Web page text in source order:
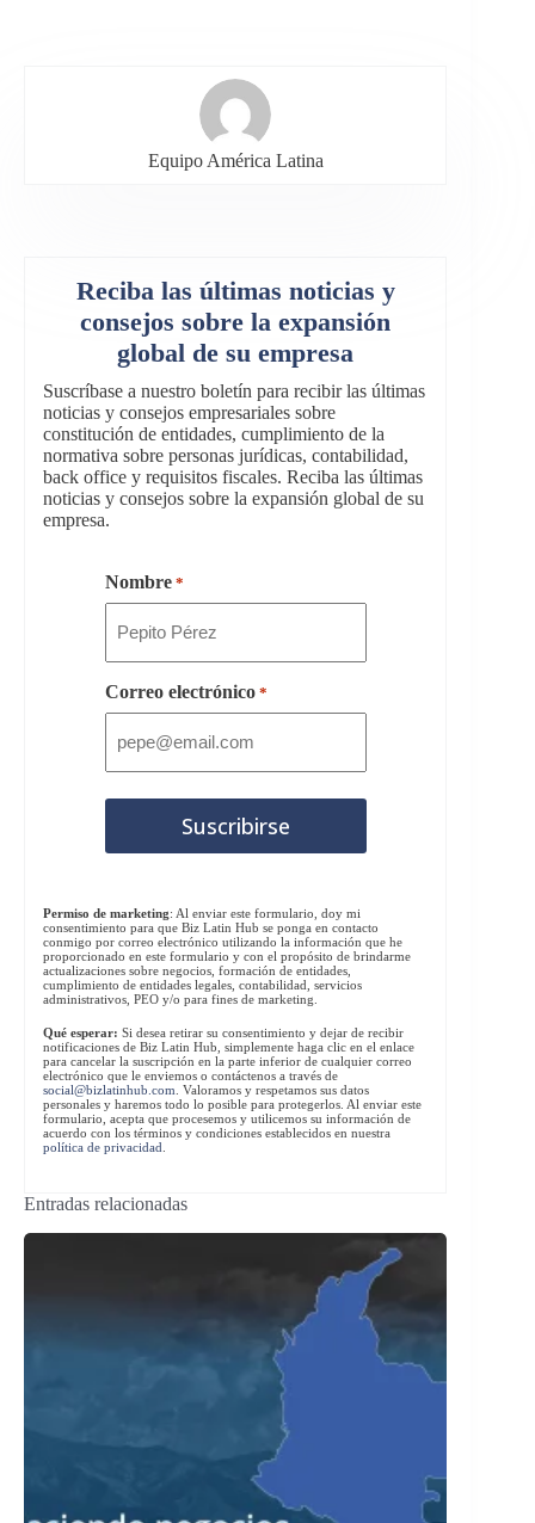
Equipo América Latina
Reciba las últimas noticias y
consejos sobre la expansión
global de su empresa
Suscríbase a nuestro boletín para recibir las últimas
noticias y consejos empresariales sobre
constitución de entidades, cumplimiento de la
normativa sobre personas jurídicas, contabilidad,
back office y requisitos fiscales. Reciba las últimas
noticias y consejos sobre la expansión global de su
empresa.
Nombre *
Correo electrónico *
Permiso de marketing: Al enviar este formulario, doy mi
consentimiento para que Biz Latin Hub se ponga en contacto
conmigo por correo electrónico utilizando la información que he
proporcionado en este formulario y con el propósito de brindarme
actualizaciones sobre negocios, formación de entidades,
cumplimiento de entidades legales, contabilidad, servicios
administrativos, PEO y/o para fines de marketing.
Qué esperar: Si desea retirar su consentimiento y dejar de recibir
notificaciones de Biz Latin Hub, simplemente haga clic en el enlace
para cancelar la suscripción en la parte inferior de cualquier correo
electrónico que le enviemos o contáctenos a través de
social@bizlatinhub.com. Valoramos y respetamos sus datos
personales y haremos todo lo posible para protegerlos. Al enviar este
formulario, acepta que procesemos y utilicemos su información de
acuerdo con los términos y condiciones establecidos en nuestra
política de privacidad.
Entradas relacionadas